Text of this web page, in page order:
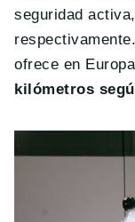
seguridad
ofrece en
kilómetros